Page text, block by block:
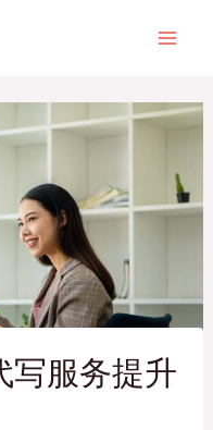
写服务提升